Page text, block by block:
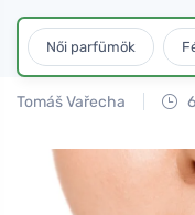
Női parfümök
Tomáš Vařecha